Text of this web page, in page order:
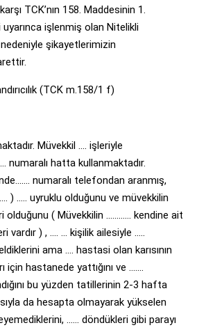
TCK’nın 158. Maddesinin 1.
uyarınca işlenmiş olan Nitelikli
nedeniyle şikayetlerimizin
(TCK m.158/1 f)
Müvekkil …. işleriyle
numaralı hatta kullanmaktadır.
numaralı telefondan aranmış,
) ….. uyruklu olduğunu ve müvekkilin
olduğunu ( Müvekkilin ………… kendine ait
vardır ) , …. … kişilik ailesiyle …..
ama …. hastasi olan karısının
için hastanede yattığını ve …….
bu yüzden tatillerinin 2-3 hafta
da hesapta olmayarak yükselen
…… döndükleri gibi parayı